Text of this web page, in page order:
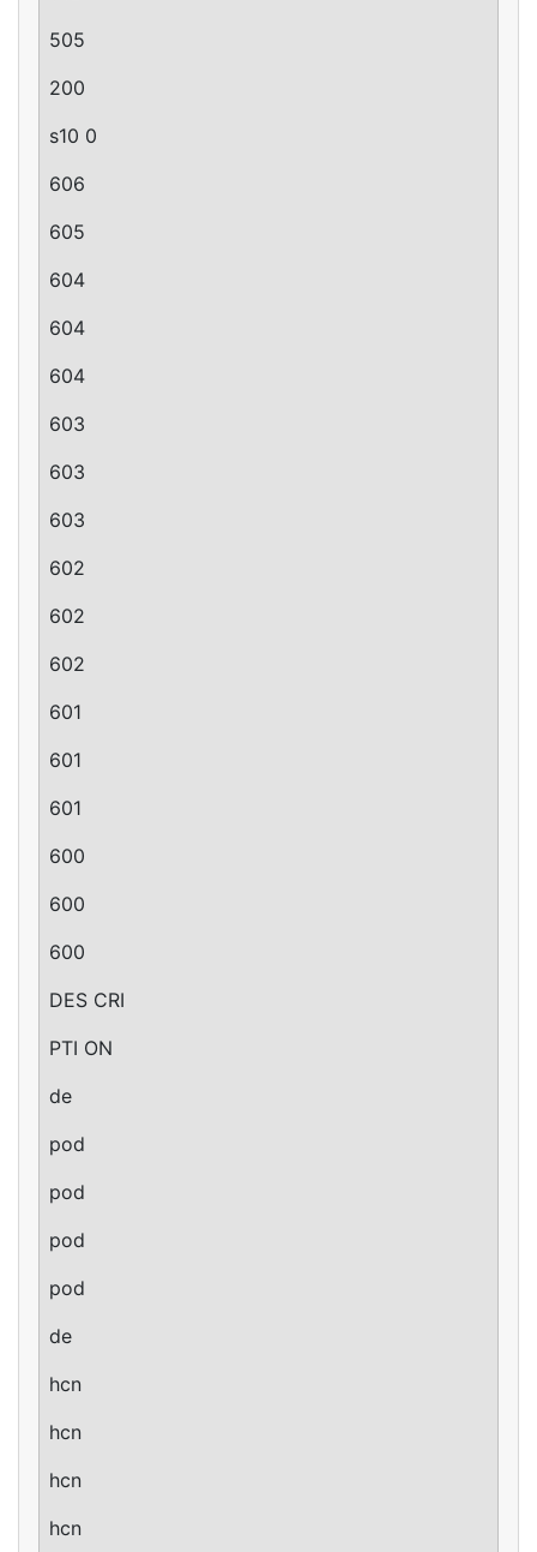
505
200
s10 0
606
605
604
604
604
603
603
603
602
602
602
601
601
601
600
600
600
DES CRI
PTI ON
de
pod
pod
pod
pod
de
hcn
hcn
hcn
hcn